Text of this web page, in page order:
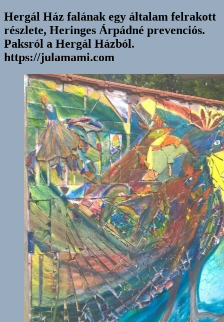
Hergál Ház falának egy általam felrakott
részlete, Heringes Árpádné prevenciós.
Paksról a Hergál Házból.
https://julamami.com